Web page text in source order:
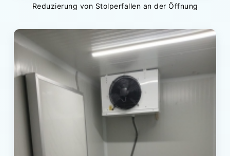
Reduzierung von Stolperfallen an der Öffnung